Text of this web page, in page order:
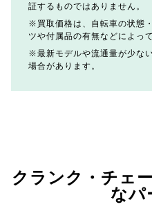
証するものではありません。
買取価格は、自転車の状態
ツや付属品の有無などによっ
最新モデルや流通量が少な
場合があります。
クランク・チェ
なパ